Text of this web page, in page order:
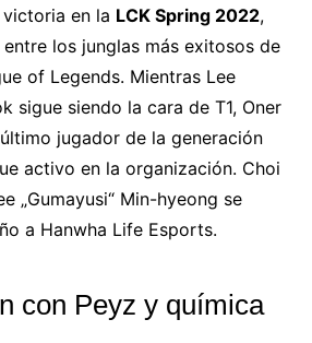
en la LCK Spring 2022,
los junglas más exitosos de
of Legends. Mientras Lee
sigue siendo la cara de T1, Oner
jugador de la generación
activo en la organización. Choi
„Gumayusi“ Min-hyeong se
a Hanwha Life Esports.
con Peyz y química